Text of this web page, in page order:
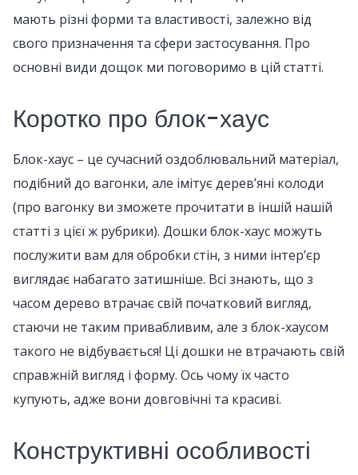
мають різні форми та властивості, залежно від
свого призначення та сфери застосування. Про
основні види дощок ми поговоримо в цій статті.
Коротко про блок-хаус
Блок-хаус – це сучасний оздоблювальний матеріал,
подібний до вагонки, але імітує дерев’яні колоди
(про вагонку ви зможете прочитати в іншій нашій
статті з цієї ж рубрики). Дошки блок-хаус можуть
послужити вам для обробки стін, з ними інтер’єр
виглядає набагато затишніше. Всі знають, що з
часом дерево втрачає свій початковий вигляд,
стаючи не таким привабливим, але з блок-хаусом
такого не відбувається! Ці дошки не втрачають свій
справжній вигляд і форму. Ось чому їх часто
купують, адже вони довговічні та красиві.
Конструктивні особливості